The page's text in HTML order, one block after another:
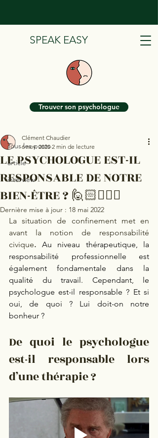
SPEAK EASY
Trouver son psychologue
Tous les posts
article
interview
LE PSYCHOLOGUE EST-IL
RESPONSABLE DE NOTRE
BIEN-ÊTRE ? 🙋🏻🙋🏻‍♂️
Clément Chaudier
6 nov. 2020 2 min de lecture
Dernière mise à jour : 18 mai 2022
La situation de confinement met en
avant la notion de responsabilité
civique. Au niveau thérapeutique, la
responsabilité professionnelle est
également fondamentale dans la
qualité du travail. Cependant, le
psychologue est-il responsable ? Et si
oui, de quoi ? Lui doit-on notre
bonheur ?
De quoi le psychologue
est-il responsable lors
d’une thérapie ?